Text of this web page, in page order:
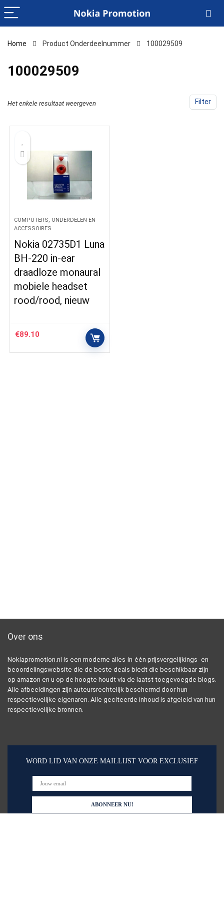
Home Product Onderdeelnummer ‎100029509
‎100029509
Filter
Het enkele resultaat weergeven
COMPUTERS, ONDERDELEN EN
ACCESSOIRES
Nokia 02735D1 Luna
BH-220 in-ear
draadloze monaural
mobiele headset
rood/rood, nieuw
€89.10
Over ons
Nokiapromotion.nl is een moderne alles-in-één prijsvergelijkings- en
beoordelingswebsite die de beste deals biedt die beschikbaar zijn
op amazon en u op de hoogte houdt via de laatst toegevoegde blogs.
Alle afbeeldingen zijn auteursrechtelijk beschermd door hun
respectievelijke eigenaren. Alle geciteerde inhoud is afgeleid van hun
respectievelijke bronnen.
WORD LID VAN ONZE MAILLIJST VOOR EXCLUSIEF